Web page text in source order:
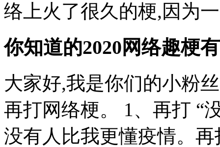
络上火了很久的梗,因为
你知道的2020网络趣梗
大家好,我是你们的小粉
再打网络梗。 1、再打 “
没有人比我更懂疫情。